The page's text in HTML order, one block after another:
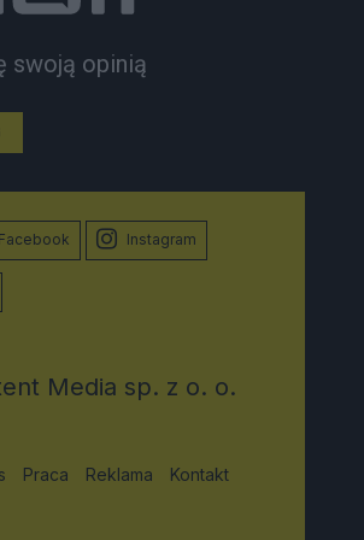
swoją opinią
Facebook Instagram
Media sp. z o. o.
Praca Reklama Kontakt